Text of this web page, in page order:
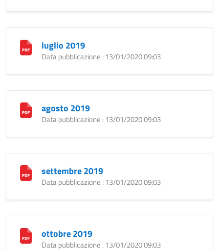
luglio 2019
Data pubblicazione : 13/01/2020 09:03
agosto 2019
Data pubblicazione : 13/01/2020 09:03
settembre 2019
Data pubblicazione : 13/01/2020 09:03
ottobre 2019
Data pubblicazione : 13/01/2020 09:03